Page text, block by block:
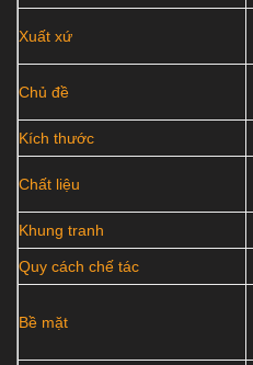
Xuất xứ
Chủ đề
Kích thước
Chất liệu
Khung tranh
Quy cách chế tác
Bề mặt